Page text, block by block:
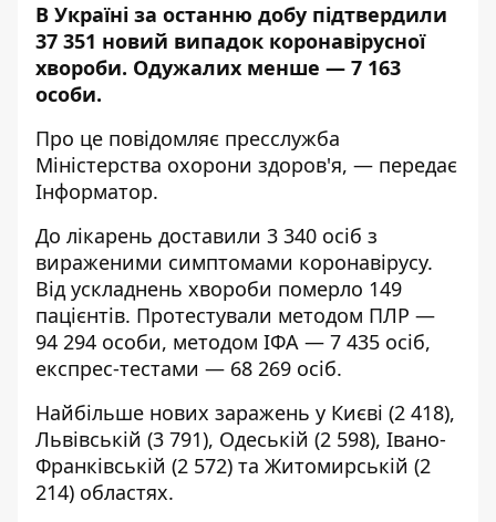
В Україні за останню добу підтвердили
37 351 новий випадок коронавірусної
хвороби. Одужалих менше — 7 163
особи.
Про це повідомляє пресслужба
Міністерства охорони здоров'я, — передає
Інформатор.
До лікарень доставили 3 340 осіб з
вираженими симптомами коронавірусу.
Від ускладнень хвороби померло 149
пацієнтів. Протестували методом ПЛР —
94 294 особи, методом ІФА — 7 435 осіб,
експрес-тестами — 68 269 осіб.
Найбільше нових заражень у Києві (2 418),
Львівській (3 791), Одеській (2 598), Івано-
Франківській (2 572) та Житомирській (2
214) областях.